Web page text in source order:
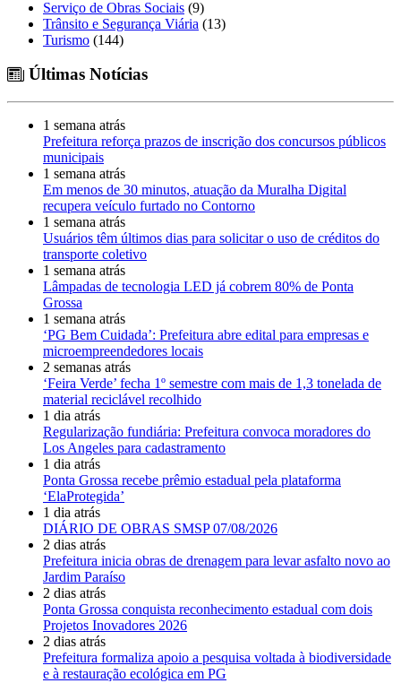
Serviço de Obras Sociais (9)
Trânsito e Segurança Viária (13)
Turismo (144)
Últimas Notícias
1 semana atrás
Prefeitura reforça prazos de inscrição dos concursos públicos
municipais
1 semana atrás
Em menos de 30 minutos, atuação da Muralha Digital
recupera veículo furtado no Contorno
1 semana atrás
Usuários têm últimos dias para solicitar o uso de créditos do
transporte coletivo
1 semana atrás
Lâmpadas de tecnologia LED já cobrem 80% de Ponta
Grossa
1 semana atrás
‘PG Bem Cuidada’: Prefeitura abre edital para empresas e
microempreendedores locais
2 semanas atrás
‘Feira Verde’ fecha 1º semestre com mais de 1,3 tonelada de
material reciclável recolhido
1 dia atrás
Regularização fundiária: Prefeitura convoca moradores do
Los Angeles para cadastramento
1 dia atrás
Ponta Grossa recebe prêmio estadual pela plataforma
‘ElaProtegida’
1 dia atrás
DIÁRIO DE OBRAS SMSP 07/08/2026
2 dias atrás
Prefeitura inicia obras de drenagem para levar asfalto novo ao
Jardim Paraíso
2 dias atrás
Ponta Grossa conquista reconhecimento estadual com dois
Projetos Inovadores 2026
2 dias atrás
Prefeitura formaliza apoio a pesquisa voltada à biodiversidade
e à restauração ecológica em PG